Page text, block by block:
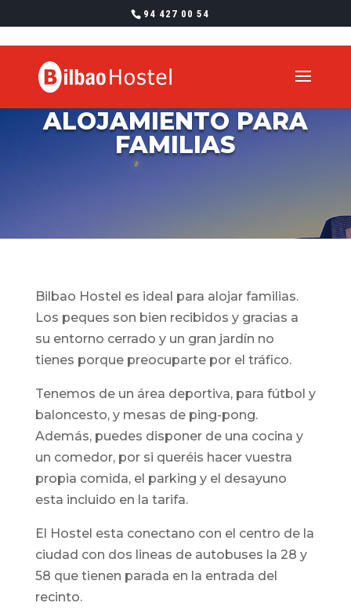
94 427 00 54
ALOJAMIENTO PARA
FAMILIAS
Bilbao Hostel es ideal para alojar familias.
Los peques son bien recibidos y gracias a
su entorno cerrado y un gran jardín no
tienes porque preocuparte por el tráfico.
Tenemos de un área deportiva, para fútbol y
baloncesto, y mesas de ping-pong.
Además, puedes disponer de una cocina y
un comedor, por si queréis hacer vuestra
propia comida, el parking y el desayuno
esta incluido en la tarifa.
El Hostel esta conectano con el centro de la
ciudad con dos lineas de autobuses la 28 y
58 que tienen parada en la entrada del
recinto.